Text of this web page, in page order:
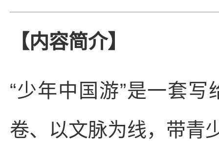
【内容简介】
“少年中国游”是一套
卷、以文脉为线，带青